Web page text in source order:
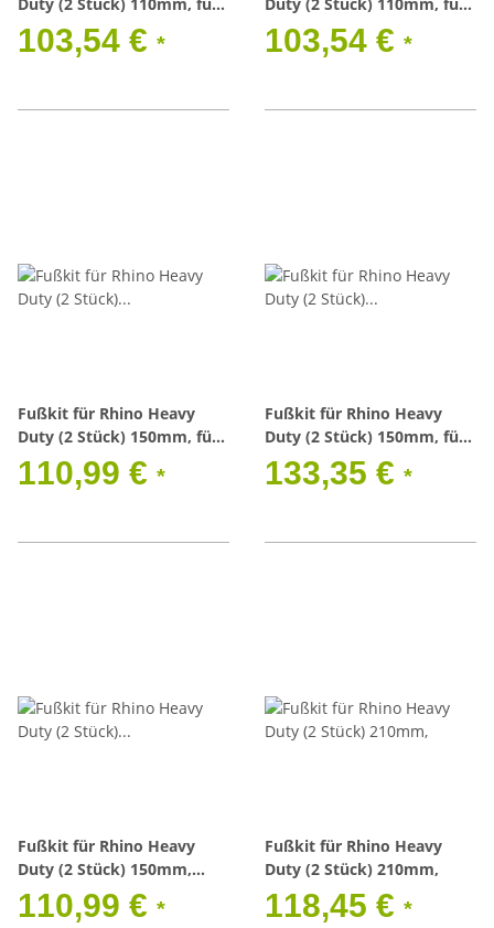
Regenrinne
103,54 € *
Regenrinne
103,54 € *
Fußkit für Rhino Heavy
Duty (2 Stück) 150mm, für
Regenrinne
110,99 € *
Fußkit für Rhino Heavy
Duty (2 Stück) 150mm, für
Regenrinne, Mercedes G
133,35 € *
Fußkit für Rhino Heavy
Duty (2 Stück) 150mm,
Toyota LC 70 LJ /KJ, 76/79
HZJ
110,99 € *
Fußkit für Rhino Heavy
Duty (2 Stück) 210mm,
118,45 € *